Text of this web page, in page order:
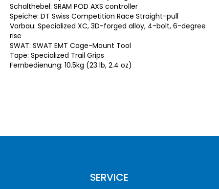
Schalthebel: SRAM POD AXS controller
Speiche: DT Swiss Competition Race Straight-pull
Vorbau: Specialized XC, 3D-forged alloy, 4-bolt, 6-degree
rise
SWAT: SWAT EMT Cage-Mount Tool
Tape: Specialized Trail Grips
Fernbedienung: 10.5kg (23 lb, 2.4 oz)
SERVICE